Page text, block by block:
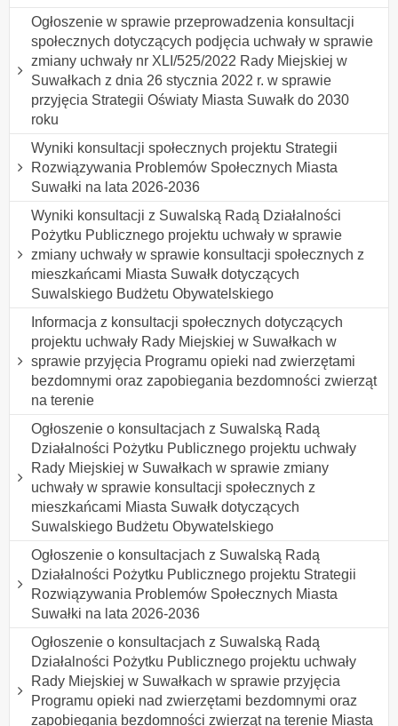
Ogłoszenie w sprawie przeprowadzenia konsultacji
społecznych dotyczących podjęcia uchwały w sprawie
zmiany uchwały nr XLI/525/2022 Rady Miejskiej w
Suwałkach z dnia 26 stycznia 2022 r. w sprawie
przyjęcia Strategii Oświaty Miasta Suwałk do 2030
roku
Wyniki konsultacji społecznych projektu Strategii
Rozwiązywania Problemów Społecznych Miasta
Suwałki na lata 2026-2036
Wyniki konsultacji z Suwalską Radą Działalności
Pożytku Publicznego projektu uchwały w sprawie
zmiany uchwały w sprawie konsultacji społecznych z
mieszkańcami Miasta Suwałk dotyczących
Suwalskiego Budżetu Obywatelskiego
Informacja z konsultacji społecznych dotyczących
projektu uchwały Rady Miejskiej w Suwałkach w
sprawie przyjęcia Programu opieki nad zwierzętami
bezdomnymi oraz zapobiegania bezdomności zwierząt
na terenie
Ogłoszenie o konsultacjach z Suwalską Radą
Działalności Pożytku Publicznego projektu uchwały
Rady Miejskiej w Suwałkach w sprawie zmiany
uchwały w sprawie konsultacji społecznych z
mieszkańcami Miasta Suwałk dotyczących
Suwalskiego Budżetu Obywatelskiego
Ogłoszenie o konsultacjach z Suwalską Radą
Działalności Pożytku Publicznego projektu Strategii
Rozwiązywania Problemów Społecznych Miasta
Suwałki na lata 2026-2036
Ogłoszenie o konsultacjach z Suwalską Radą
Działalności Pożytku Publicznego projektu uchwały
Rady Miejskiej w Suwałkach w sprawie przyjęcia
Programu opieki nad zwierzętami bezdomnymi oraz
zapobiegania bezdomności zwierząt na terenie Miasta